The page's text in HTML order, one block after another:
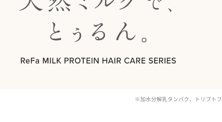
※加水分解乳タンパク、トリプト